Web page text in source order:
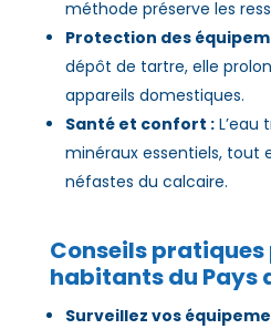
méthode préserve les
Protection des
dépôt de tartre, elle
appareils domestiques.
Santé et confort :L’eau
minéraux essentiels, tout
néfastes du calcaire.
Conseils pratiques
habitants du Pays
Surveillez vos